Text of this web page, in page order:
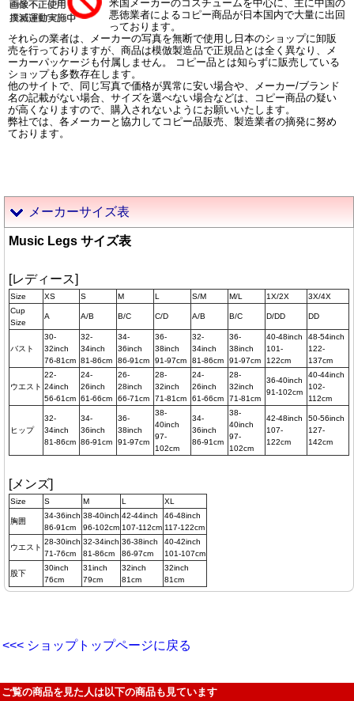
米国メーカーのコスチュームを中心に、主に中国の
悪徳業者によるコピー商品が日本国内で大量に出回
っております。
それらの業者は、メーカーの写真を無断で使用し日本のショップに卸販
売を行っておりますが、商品は模倣製造品で正規品とは全く異なり、メ
ーカーパッケージも付属しません。 コピー品とは知らずに販売している
ショップも多数存在します。
他のサイトで、同じ写真で価格が異常に安い場合や、メーカー/ブランド
名の記載がない場合、サイズを選べない場合などは、コピー商品の疑い
が高くなりますので、購入されないようにお願いいたします。
弊社では、各メーカーと協力してコピー品販売、製造業者の摘発に努め
ております。
メーカーサイズ表
Music Legs サイズ表
[レディース]
Size XS S M L S/M M/L 1X/2X
3X/4X
Cup
Size
A A/B B/C C/D A/B B/C D/DD DD
バスト
30-
32inch
76-81cm
32-
34inch
81-86cm
34-
36inch
86-91cm
36-
38inch
91-97cm
32-
34inch
81-86cm
36-
38inch
91-97cm
40-48inch
101-
122cm
48-54inch
122-
137cm
ウエスト
22-
24inch
56-61cm
24-
26inch
61-66cm
26-
28inch
66-71cm
28-
32inch
71-81cm
24-
26inch
61-66cm
28-
32inch
71-81cm
36-40inch
91-102cm
40-44inch
102-
112cm
ヒップ
32-
34inch
81-86cm
34-
36inch
86-91cm
36-
38inch
91-97cm
38-
40inch
97-
102cm
34-
36inch
86-91cm
38-
40inch
97-
102cm
42-48inch
107-
122cm
50-56inch
127-
142cm
[メンズ]
Size S M L XL
胸囲
34-36inch
86-91cm
38-40inch
96-102cm
42-44inch
107-112cm
46-48inch
117-122cm
ウエスト
28-30inch
71-76cm
32-34inch
81-86cm
36-38inch
86-97cm
40-42inch
101-107cm
股下
30inch
76cm
31inch
79cm
32inch
81cm
32inch
81cm
<<< ショップトップページに戻る
ご覧の商品を見た人は以下の商品も見ています